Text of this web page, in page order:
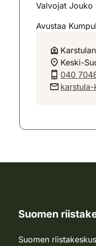
Valvojat Jouko
Avustaa
Keski-
040
Suomen
Suomen